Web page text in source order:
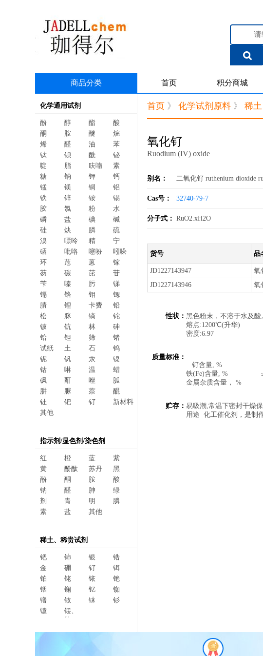
商品分类 首页 积分商城
化学通用试剂
酚 醇 酯
酸
酮
胺 醚
烷
烯
醛 油
苯
钛
钡 酰
铋
啶
脂 呋喃
素
糖
钠 钾
钙
锰
镁 铜
铝
铁
锌 铵
锡
胶
氯 粉
水
磷
盐 碘
碱
硅
炔 膦
硫
溴
嘌呤 精
宁
硒
吡咯 噻吩
吲哚
环
苊 蒽
镓
芴
碳 芘
苷
苄
嗪 肟
锑
镉
铬 钼
锶
腈
锂 卡费
铅
松
脒 镝
铊
铍
钪 林
砷
铪
钽 筛
锗
试纸
土 石
钨
铌
钒 汞
镍
钴
啉 温
蜡
砜
酐 唑
胍
肼
脲 萘
醌
钍
钯 钌
新材料
其他
指示剂/显色剂/染色剂
红 橙 蓝
紫
黄
酚酞 苏丹
黑
酚
酮 胺
酸
钠
醛 胂
绿
剂
青 明
膦
素
盐 其他
稀土、稀贵试剂
钯 铈 银
锆
金
硼 钌
铒
铂
铑 铱
铯
铟
镧 钇
铷
镨
钕 铼
钐
镱
铥、
钆、
首页 》 化学试剂原料 》 稀
氧化钌
Ruodium (IV) oxide
别名： 二氧化钌 ruthenium dioxide
Cas号： 32740-79-7
分子式： RuO2.xH2O
货号 品
JD1227143947 氧
JD1227143946
氧
性状： 黑色粉末，不溶于水及酸
熔点:1200℃(升华)
密度:6.97
质量标准：
钌含量, %
铁(Fe)含量, %
金属杂质含量， %
贮存： 易吸潮,常温下密封干燥
用途 化工催化剂，是制